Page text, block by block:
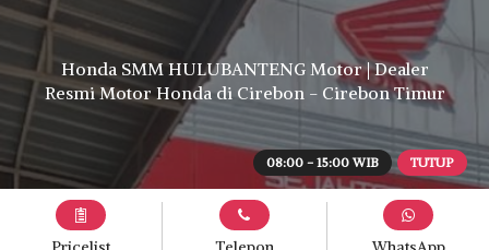
08:00 - 15:00 WIB TUTUP
Honda SMM HULUBANTENG Motor | Dealer
Resmi Motor Honda di Cirebon - Cirebon Timur